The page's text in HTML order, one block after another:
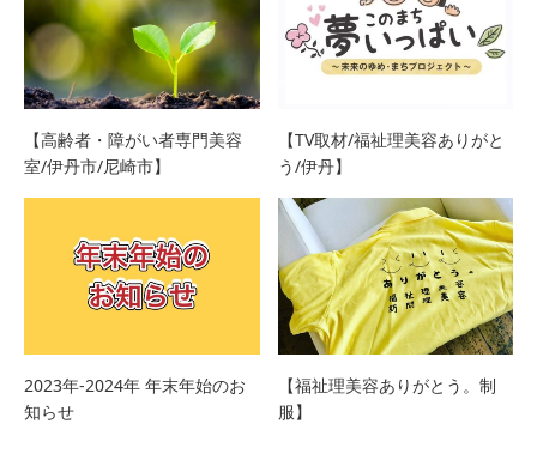
【高齢者・障がい者専門美容
室/伊丹市/尼崎市】
【TV取材/福祉理美容ありがと
う/伊丹】
2023年‐2024年 年末年始のお
知らせ
【福祉理美容ありがとう。制
服】